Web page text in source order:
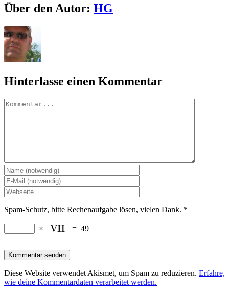
Facebook
X
LinkedIn
Pinterest
E-
Mail
Über den Autor: HG
Hinterlasse einen Kommentar
Kommentar
Spam-Schutz, bitte Rechenaufgabe lösen, vielen Dank. *
× = 49
Diese Website verwendet Akismet, um Spam zu reduzieren. Erfahre,
wie deine Kommentardaten verarbeitet werden.